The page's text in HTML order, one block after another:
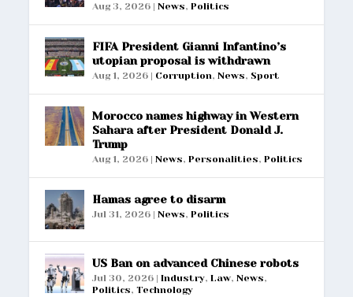
Aug 3, 2026 |News,Politics
FIFA President Gianni Infantino’s
utopian proposal is withdrawn
Aug 1, 2026 | Corruption,News, Sport
Morocco names highway in Western
Sahara after President Donald J.
Trump
Aug 1, 2026 |News,Personalities,Politics
Hamas agree to disarm
Jul 31, 2026 |News,Politics
US Ban on advanced Chinese robots
Jul 30, 2026 |Industry,Law,News,
Politics,Technology